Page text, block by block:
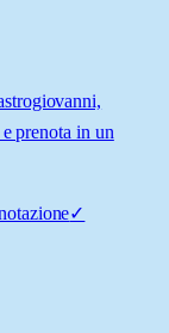
prenota in un
✓